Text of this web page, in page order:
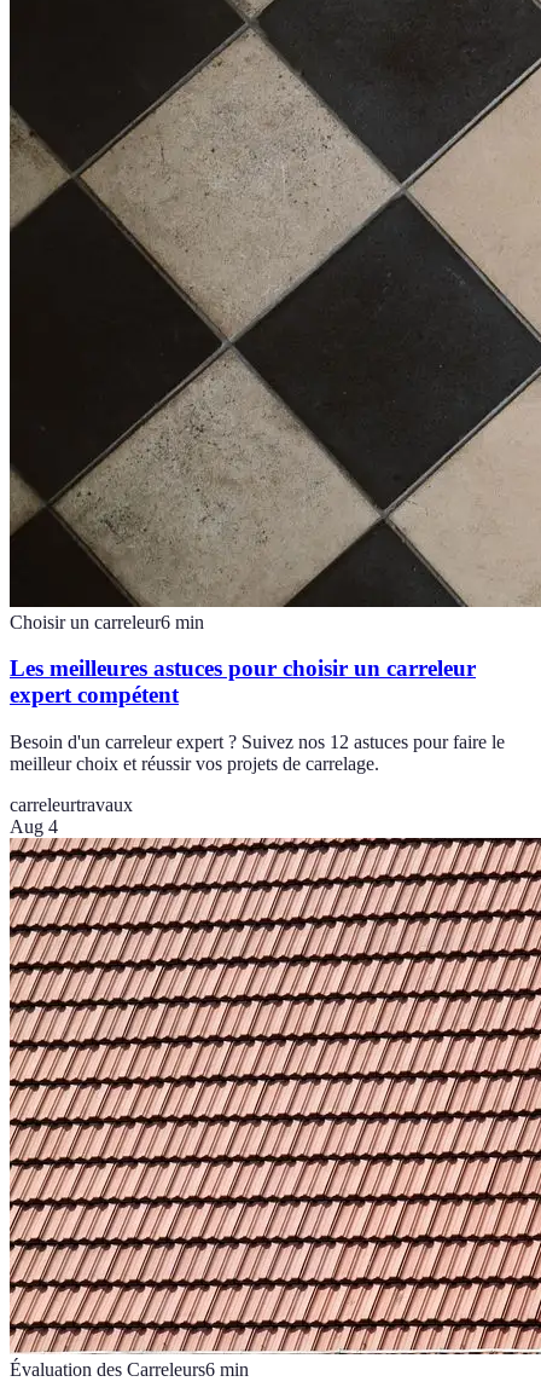
Choisir un carreleur6 min
Les meilleures astuces pour choisir un carreleur
expert compétent
Besoin d'un carreleur expert ? Suivez nos 12 astuces pour faire le
meilleur choix et réussir vos projets de carrelage.
carreleurtravaux
Aug 4
Évaluation des Carreleurs6 min